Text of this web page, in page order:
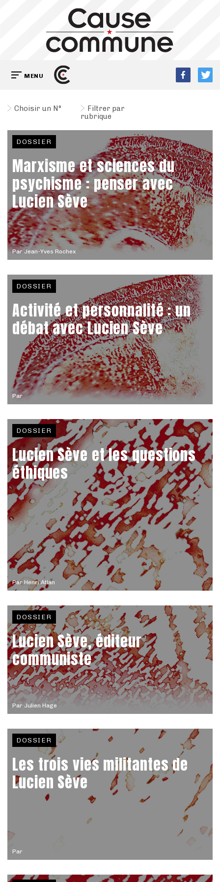
MENU
Choisir un N°
Filtrer par
rubrique
Par Jean-Yves Rochex
DOSSIER
Marxisme et sciences du
psychisme : penser avec
Lucien Sève
Par
DOSSIER
Activité et personnalité : un
débat avec Lucien Sève
Par Henri Atlan
DOSSIER
Lucien Sève et les questions
éthiques
Par Julien Hage
DOSSIER
Lucien Sève, éditeur
communiste
Par
DOSSIER
Les trois vies militantes de
Lucien Sève